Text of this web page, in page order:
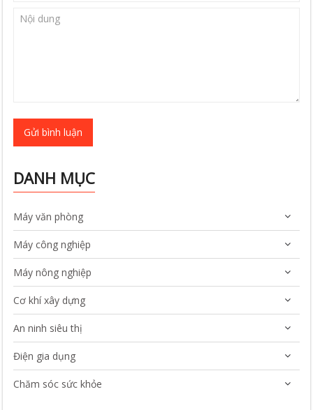
Gửi bình luận
DANH MỤC
Máy văn phòng
Máy công nghiệp
Máy nông nghiệp
Cơ khí xây dựng
An ninh siêu thị
Điện gia dụng
Chăm sóc sức khỏe